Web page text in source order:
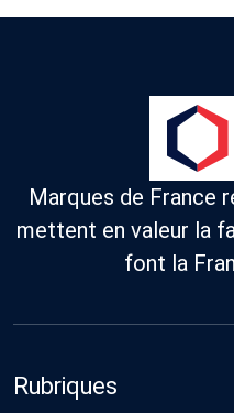
Marques de France
mettent en valeur la
font la
Rubriques